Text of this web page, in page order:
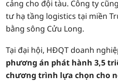
cảng cho đội tàu. Công ty
tư hạ tầng logistics tại miền
bằng sông Cửu Long.
Tại đại hội, HĐQT doanh
phương án phát hành 3,5
chương trình lựa chọn cho